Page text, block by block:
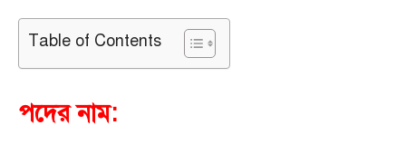
Table of Contents
পদের নাম: